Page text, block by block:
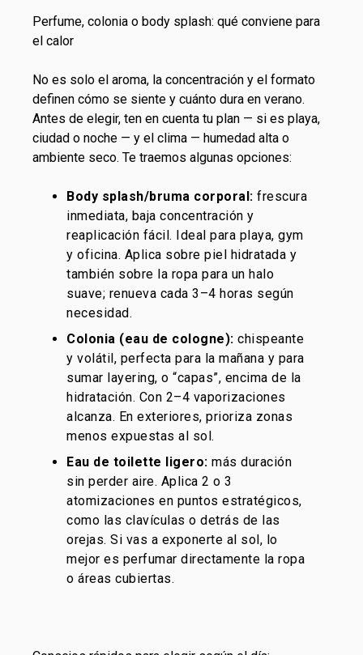
Perfume, colonia o body splash: qué conviene para
el calor
No es solo el aroma, la concentración y el formato
definen cómo se siente y cuánto dura en verano.
Antes de elegir, ten en cuenta tu plan — si es playa,
ciudad o noche — y el clima — humedad alta o
ambiente seco. Te traemos algunas opciones:
Body splash/bruma corporal: frescura
inmediata, baja concentración y
reaplicación fácil. Ideal para playa, gym
y oficina. Aplica sobre piel hidratada y
también sobre la ropa para un halo
suave; renueva cada 3–4 horas según
necesidad.
Colonia (eau de cologne): chispeante
y volátil, perfecta para la mañana y para
sumar layering, o “capas”, encima de la
hidratación. Con 2–4 vaporizaciones
alcanza. En exteriores, prioriza zonas
menos expuestas al sol.
Eau de toilette ligero: más duración
sin perder aire. Aplica 2 o 3
atomizaciones en puntos estratégicos,
como las clavículas o detrás de las
orejas. Si vas a exponerte al sol, lo
mejor es perfumar directamente la ropa
o áreas cubiertas.